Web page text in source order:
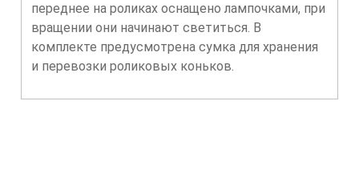
переднее на роликах оснащено лампочками, при
вращении они начинают светиться. В
комплекте предусмотрена сумка для хранения
и перевозки роликовых коньков.